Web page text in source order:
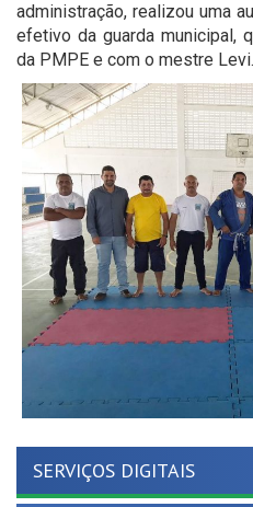
administração, realizou uma
efetivo da guarda municipal,
da PMPE e com o mestre Levi.
SERVIÇOS DIGITAIS